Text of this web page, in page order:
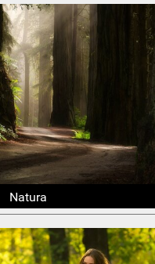
Natura